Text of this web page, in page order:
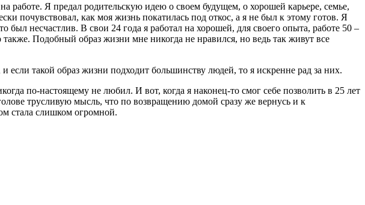
работе. Я предал родительскую идею о своем будущем, о хорошей карьере, семье,
почувствовал, как моя жизнь покатилась под откос, а я не был к этому готов. Я
несчастлив. В свои 24 года я работал на хорошей, для своего опыта, работе 50 –
Подобный образ жизни мне никогда не нравился, но ведь так живут все
такой образ жизни подходит большинству людей, то я искренне рад за них.
по-настоящему не любил. И вот, когда я наконец-то смог себе позволить в 25 лет
трусливую мысль, что по возвращению домой сразу же вернусь и к
стала слишком огромной.